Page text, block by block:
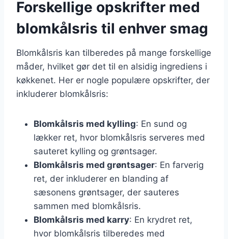
Forskellige opskrifter med
blomkålsris til enhver smag
Blomkålsris kan tilberedes på mange forskellige
måder, hvilket gør det til en alsidig ingrediens i
køkkenet. Her er nogle populære opskrifter, der
inkluderer blomkålsris:
Blomkålsris med kylling: En sund og
lækker ret, hvor blomkålsris serveres med
sauteret kylling og grøntsager.
Blomkålsris med grøntsager: En farverig
ret, der inkluderer en blanding af
sæsonens grøntsager, der sauteres
sammen med blomkålsris.
Blomkålsris med karry: En krydret ret,
hvor blomkålsris tilberedes med